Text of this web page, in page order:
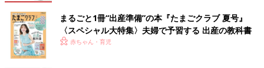
◾️安い紙おむつに変更
「紙おむつが高いので、試しに少し安いメーカーのものにした
ら、意外にも使い心地は快適そうで、昼間に使うなら充分でし
た」（サボみ）
まるごと1冊“出産準備”の本『たまごクラブ 夏号』
〈スペシャル大特集〉夫婦で予習する 出産の教科書
赤ちゃん・育児